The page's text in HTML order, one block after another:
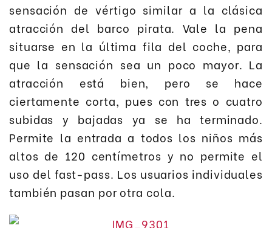
sensación de vértigo similar a la clásica
atracción del barco pirata. Vale la pena
situarse en la última fila del coche, para
que la sensación sea un poco mayor. La
atracción está bien, pero se hace
ciertamente corta, pues con tres o cuatro
subidas y bajadas ya se ha terminado.
Permite la entrada a todos los niños más
altos de 120 centímetros y no permite el
uso del fast-pass. Los usuarios individuales
también pasan por otra cola.